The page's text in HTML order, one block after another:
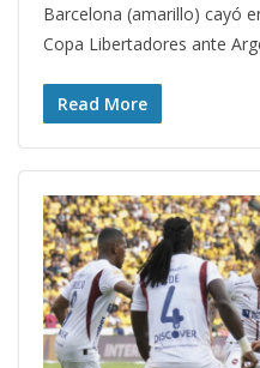
Barcelona (amarillo) cayó
Copa Libertadores ante
Read More